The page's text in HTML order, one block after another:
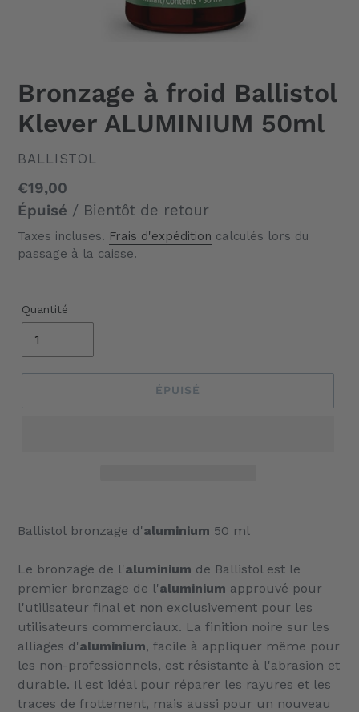
Bronzage à froid Ballistol
Klever ALUMINIUM 50ml
DISTRIBUTEUR
BALLISTOL
Prix
normal
€19,00
Épuisé / Bientôt de retour
Taxes incluses. Frais d'expédition calculés lors du
passage à la caisse.
Quantité
ÉPUISÉ
votre
panier
Ballistol bronzage d'aluminium 50 ml
Le bronzage de l'aluminium de Ballistol est le
premier bronzage de l'aluminium approuvé pour
l'utilisateur final et non exclusivement pour les
utilisateurs commerciaux. La finition noire sur les
alliages d'aluminium, facile à appliquer même pour
les non-professionnels, est résistante à l'abrasion et
durable. Il est idéal pour réparer les rayures et les
traces de frottement, mais aussi pour un nouveau